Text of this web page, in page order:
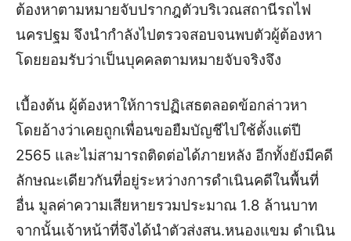
ต้องหาตามหมายจับปรากฎตัวบริเวณสถานีรถไฟ
นครปฐม จึงนำกำลังไปตรวจสอบจนพบตัวผู้ต้องหา
โดยยอมรับว่าเป็นบุคคลตามหมายจับจริงจึง
เบื้องต้น ผู้ต้องหาให้การปฏิเสธตลอดข้อกล่าวหา
โดยอ้างว่าเคยถูกเพื่อนขอยืมบัญชีไปใช้ตั้งแต่ปี
2565 และไม่สามารถติดต่อได้ภายหลัง อีกทั้งยังมีคดี
ลักษณะเดียวกันที่อยู่ระหว่างการดำเนินคดีในพื้นที่
อื่น มูลค่าความเสียหายรวมประมาณ 1.8 ล้านบาท
จากนั้นเจ้าหน้าที่จึงได้นำตัวส่งสน.หนองแขม ดำเนิน